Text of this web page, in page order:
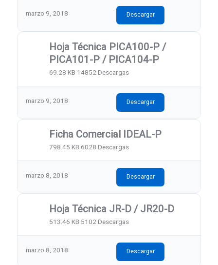
marzo 9, 2018 Descargar
Hoja Técnica PICA100-P /
PICA101-P / PICA104-P
69.28 KB 14852 Descargas
marzo 9, 2018 Descargar
Ficha Comercial IDEAL-P
798.45 KB6028 Descargas
marzo 8, 2018 Descargar
Hoja Técnica JR-D / JR20-D
513.46 KB 5102 Descargas
marzo 8, 2018 Descargar